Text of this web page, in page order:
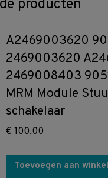
producten
A2469003620
2469003620
2469008403
MRM Module
schakelaar
€ 100,00
Toevoegen aan